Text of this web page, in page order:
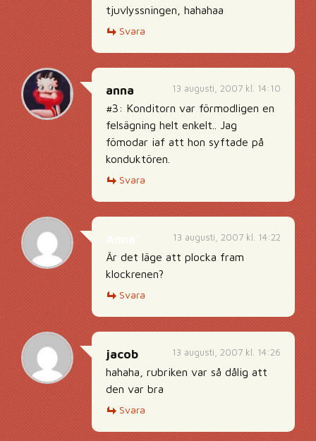
tjuvlyssningen, hahahaa
Svara
13 augusti, 2007 kl. 14:10
anna
#3: Konditorn var förmodligen en
felsägning helt enkelt.. Jag
fömodar iaf att hon syftade på
konduktören.
Svara
13 augusti, 2007 kl. 14:22
Är det läge att plocka fram
klockrenen?
Svara
13 augusti, 2007 kl. 14:26
jacob
hahaha, rubriken var så dålig att
den var bra
Svara